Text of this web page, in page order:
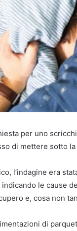
per uno
di mettere sotto
l’indagine era
le cause
e, cosa non
di